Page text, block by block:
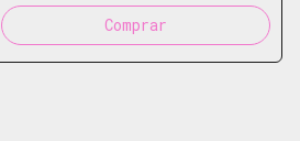
Comprar